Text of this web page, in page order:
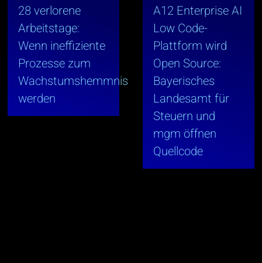
28 verlorene
Arbeitstage:
Wenn ineffiziente
Prozesse zum
Wachstumshemmnis
werden
A12 Enterprise AI
Low Code-
Plattform wird
Open Source:
Bayerisches
Landesamt für
Steuern und
mgm öffnen
Quellcode